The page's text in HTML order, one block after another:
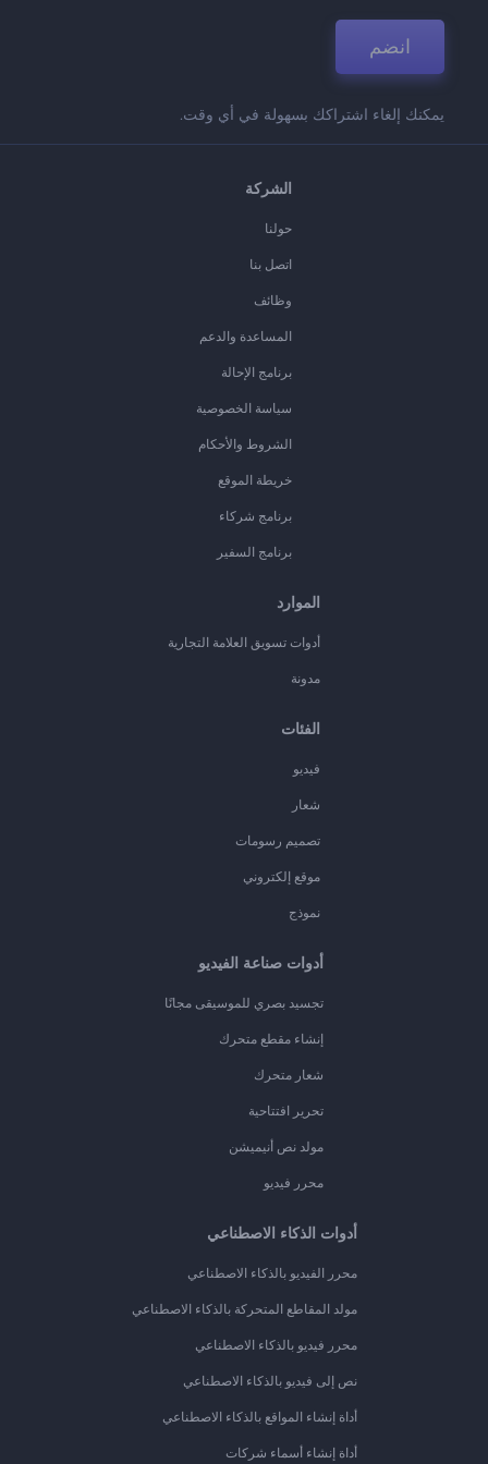
انضم
يمكنك إلغاء اشتراكك بسهولة في أي وقت.
الشركة
حولنا
اتصل بنا
وظائف
المساعدة والدعم
برنامج الإحالة
سياسة الخصوصية
الشروط والأحكام
خريطة الموقع
برنامج شركاء
برنامج السفير
الموارد
أدوات تسويق العلامة التجارية
مدونة
الفئات
فيديو
شعار
تصميم رسومات
موقع إلكتروني
نموذج
أدوات صناعة الفيديو
تجسيد بصري للموسيقى مجانًا
إنشاء مقطع متحرك
شعار متحرك
تحرير افتتاحية
مولد نص أنيميشن
محرر فيديو
أدوات الذكاء الاصطناعي
محرر الفيديو بالذكاء الاصطناعي
مولد المقاطع المتحركة بالذكاء الاصطناعي
محرر فيديو بالذكاء الاصطناعي
نص إلى فيديو بالذكاء الاصطناعي
أداة إنشاء المواقع بالذكاء الاصطناعي
أداة إنشاء أسماء شركات